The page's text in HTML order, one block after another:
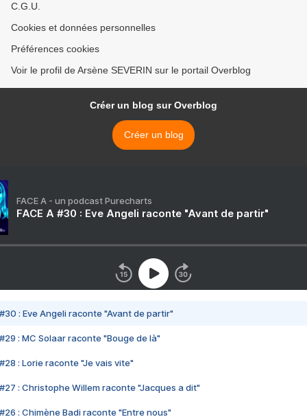
C.G.U.
Cookies et données personnelles
Préférences cookies
Voir le profil de Arsène SEVERIN sur le portail Overblog
Créer un blog sur Overblog
Créer un blog
FACE A - un podcast Purecharts
FACE A #30 : Eve Angeli raconte "Avant de partir"
#30 : Eve Angeli raconte "Avant de partir"
#29 : MC Solaar raconte "Bouge de là"
#28 : Lorie raconte "Je vais vite"
#27 : Christophe Willem raconte "Jacques a dit"
#26 : Chimène Badi raconte "Entre nous"